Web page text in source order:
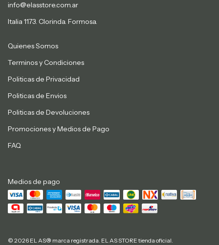
info@elasstore.com.ar
Italia 1173. Clorinda. Formosa.
Quienes Somos
Terminos y Condiciones
Politicas de Privacidad
Politicas de Envios
Politicas de Devoluciones
Promociones y Medios de Pago
FAQ
Medios de pago
© 2026 EL AS® marca registrada. EL AS STORE tienda oficial.